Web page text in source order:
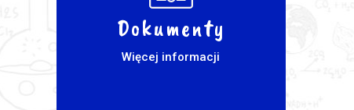
Dokumenty
Więcej informacji